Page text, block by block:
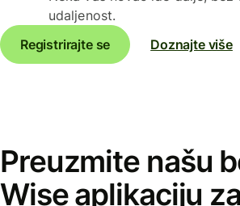
udaljenost.
Registrirajte se
Doznajte više
Preuzmite našu
Wise aplikaciju za